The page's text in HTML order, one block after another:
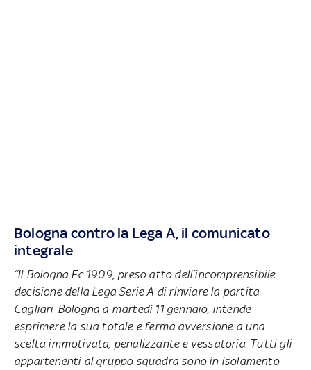
Bologna contro la Lega A, il comunicato
integrale
“Il Bologna Fc 1909, preso atto dell’incomprensibile
decisione della Lega Serie A di rinviare la partita
Cagliari-Bologna a martedì 11 gennaio, intende
esprimere la sua totale e ferma avversione a una
scelta immotivata, penalizzante e vessatoria. Tutti gli
appartenenti al gruppo squadra sono in isolamento